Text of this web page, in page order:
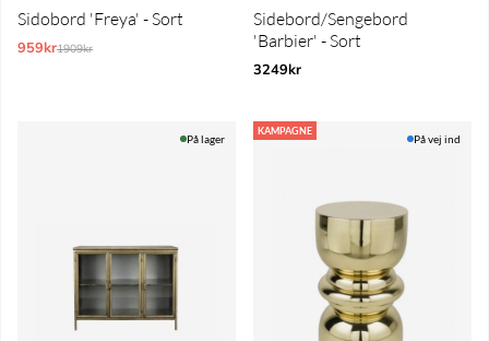
Sidobord 'Freya' - Sort
959krNormalpris:
1909kr
Sidebord/Sengebord
'Barbier' - Sort
3249kr
På lager
KAMPAGNE
På vej ind